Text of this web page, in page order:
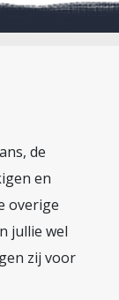
de
en
overige
jullie wel
zij voor